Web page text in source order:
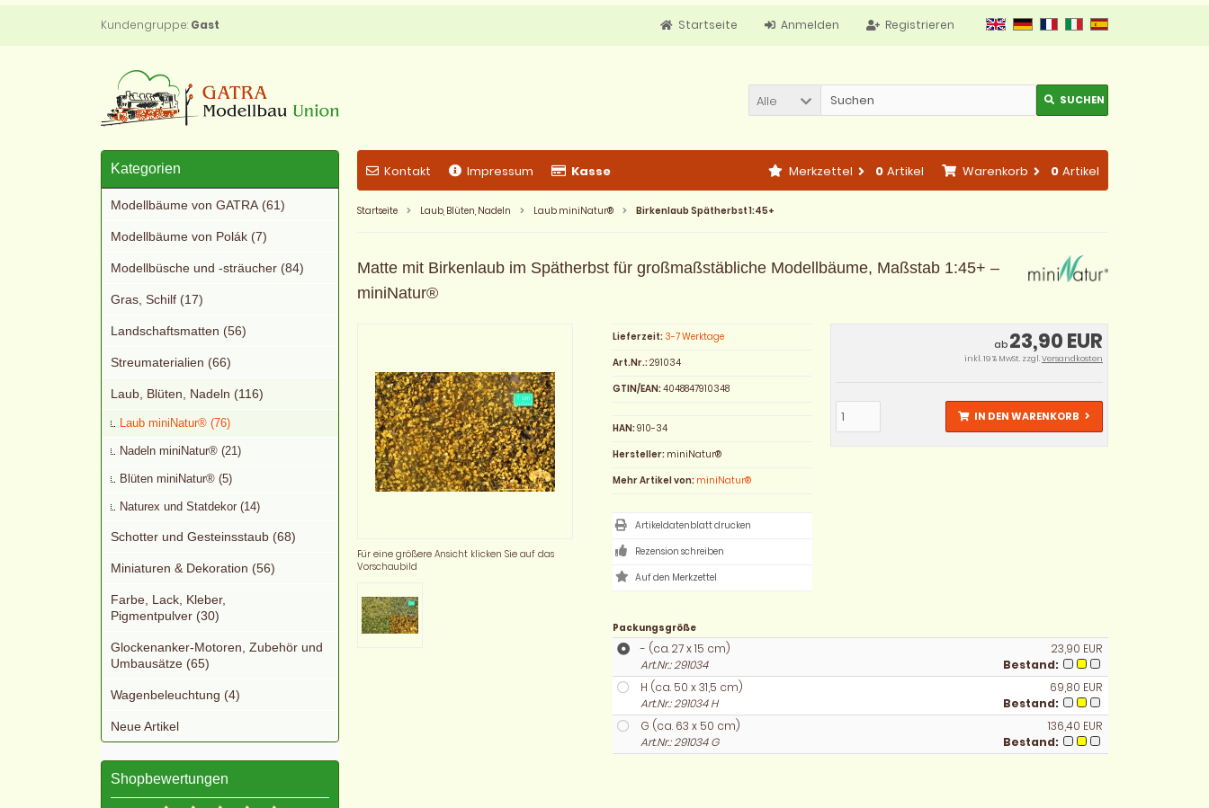
Kundengruppe: Gast Registrieren
Anmelden
Startseite
Alle SUCHEN
Kontakt Impressum Kasse Warenkorb 0 Artikel
Merkzettel 0 Artikel
Startseite Laub, Blüten, Nadeln Laub miniNatur® Birkenlaub Spätherbst 1:45+
Matte mit Birkenlaub im Spätherbst für großmaßstäbliche Modellbäume, Maßstab 1:45+ –
miniNatur®
Für eine größere Ansicht klicken Sie auf das
Vorschaubild
ab 23,90 EUR
inkl. 19 % MwSt. zzgl.Versandkosten
IN DEN WARENKORB
Lieferzeit: 3-7 Werktage
Art.Nr.:291034
GTIN/EAN:4048847910348
HAN:910-34
Hersteller: miniNatur®
Mehr Artikel von: miniNatur®
Artikeldatenblatt drucken
Rezension schreiben
Packungsgröße
- (ca. 27 x 15 cm)
23,90 EUR
Art.Nr.: 291034
Bestand:
H (ca. 50 x 31,5 cm)
69,80 EUR
Art.Nr.: 291034 H
Bestand:
G (ca. 63 x 50 cm)
136,40 EUR
Art.Nr.: 291034 G
Bestand:
Kategorien
Modellbäume von GATRA (61)
Modellbäume von Polák (7)
Modellbüsche und -sträucher (84)
Gras, Schilf (17)
Landschaftsmatten (56)
Streumaterialien (66)
Laub, Blüten, Nadeln (116)
Laub miniNatur® (76)
Nadeln miniNatur® (21)
Blüten miniNatur® (5)
Naturex und Statdekor (14)
Schotter und Gesteinsstaub (68)
Miniaturen & Dekoration (56)
Farbe, Lack, Kleber,
Pigmentpulver (30)
Glockenanker-Motoren, Zubehör und
Umbausätze (65)
Wagenbeleuchtung (4)
Neue Artikel
Shopbewertungen